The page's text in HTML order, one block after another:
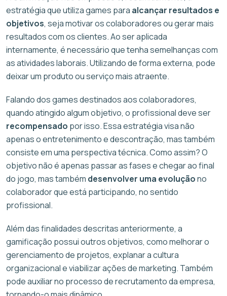
estratégia que utiliza games para alcançar resultados e
objetivos, seja motivar os colaboradores ou gerar mais
resultados com os clientes. Ao ser aplicada
internamente, é necessário que tenha semelhanças com
as atividades laborais. Utilizando de forma externa, pode
deixar um produto ou serviço mais atraente.
Falando dos games destinados aos colaboradores,
quando atingido algum objetivo, o profissional deve ser
recompensado por isso. Essa estratégia visa não
apenas o entretenimento e descontração, mas também
consiste em uma perspectiva técnica. Como assim? O
objetivo não é apenas passar as fases e chegar ao final
do jogo, mas também desenvolver uma evoluçãono
colaborador que está participando, no sentido
profissional.
Além das finalidades descritas anteriormente, a
gamificação possui outros objetivos, como melhorar o
gerenciamento de projetos, explanar a cultura
organizacional e viabilizar ações de marketing. Também
pode auxiliar no processo de recrutamento da empresa,